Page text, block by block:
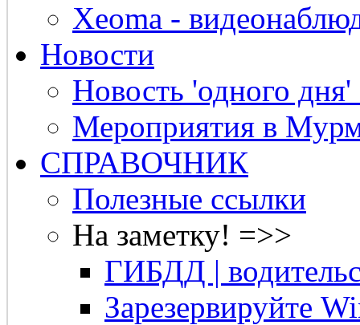
Xeoma -
Новости
Новость 'одного
Мероприятия в
СПРАВОЧНИК
Полезные ссылки
На заметку! =>>
ГИБДД |
Зарезервируйте